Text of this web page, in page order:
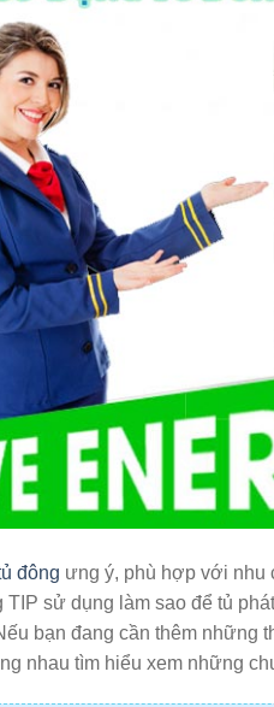
đông ưng ý, phù hợp với nhu
sử dụng làm sao để tủ
bạn đang cần thêm những
nhau tìm hiểu xem những